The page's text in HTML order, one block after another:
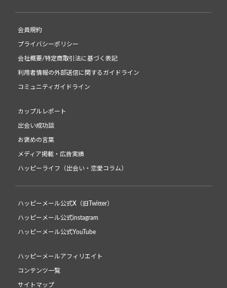
会員規約
プライバシーポリシー
会社概要/特定商取引法に基づく表記
利用者情報の外部送信に関するガイドライン
コミュニティガイドライン
カップルレポート
出会い成功談
お褒めの言葉
メディア掲載・広告実績
ハッピーライフ（出会い・恋愛コラム）
ハッピーメール公式X（旧Twitter）
ハッピーメール公式instagram
ハッピーメール公式YouTube
ハッピーメールアフィリエイト
コンテンツ一覧
サイトマップ